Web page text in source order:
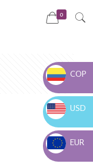
0
COP $
COP
USD $
USD
EUR €
EUR